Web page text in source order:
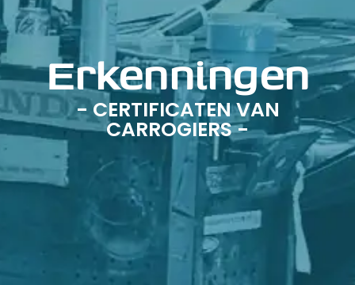
Erkenningen
- CERTIFICATEN VAN
CARROGIERS -